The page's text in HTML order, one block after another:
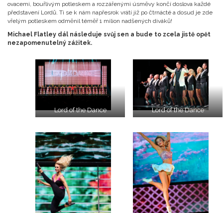
ovacemi, bouřlivým potleskem a rozzářenými úsměvy končí doslova každé
představení Lordů. Ti se k nám napřesrok vrátí již po čtrnácté a dosud je zde
vřelým potleskem odměnil téměř 1 milion nadšených diváků!
Michael Flatley dál následuje svůj sen a bude to zcela jistě opět
nezapomenutelný zážitek.
Lord of the Dance Lord of the Dance